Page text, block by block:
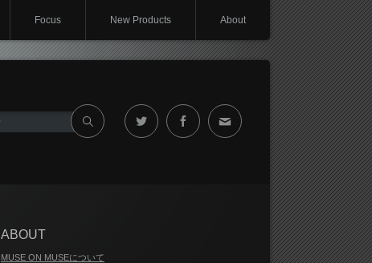
Focus New Products About
Twitter Facebook Contact
ABOUT
MUSE ON MUSEについて